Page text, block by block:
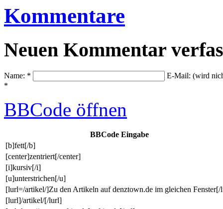
Kommentare
Neuen Kommentar
Name: *
E-Mail: (wird
*
BBCode öffnen
BBCode Eingabe
[b]fett[/b]
[center]zentriert[/center]
[i]kursiv[/i]
[u]unterstrichen[/u]
[lurl=/artikel/]Zu den Artikeln auf denztown.de im gleichen
[lurl]/artikel/[/lurl]